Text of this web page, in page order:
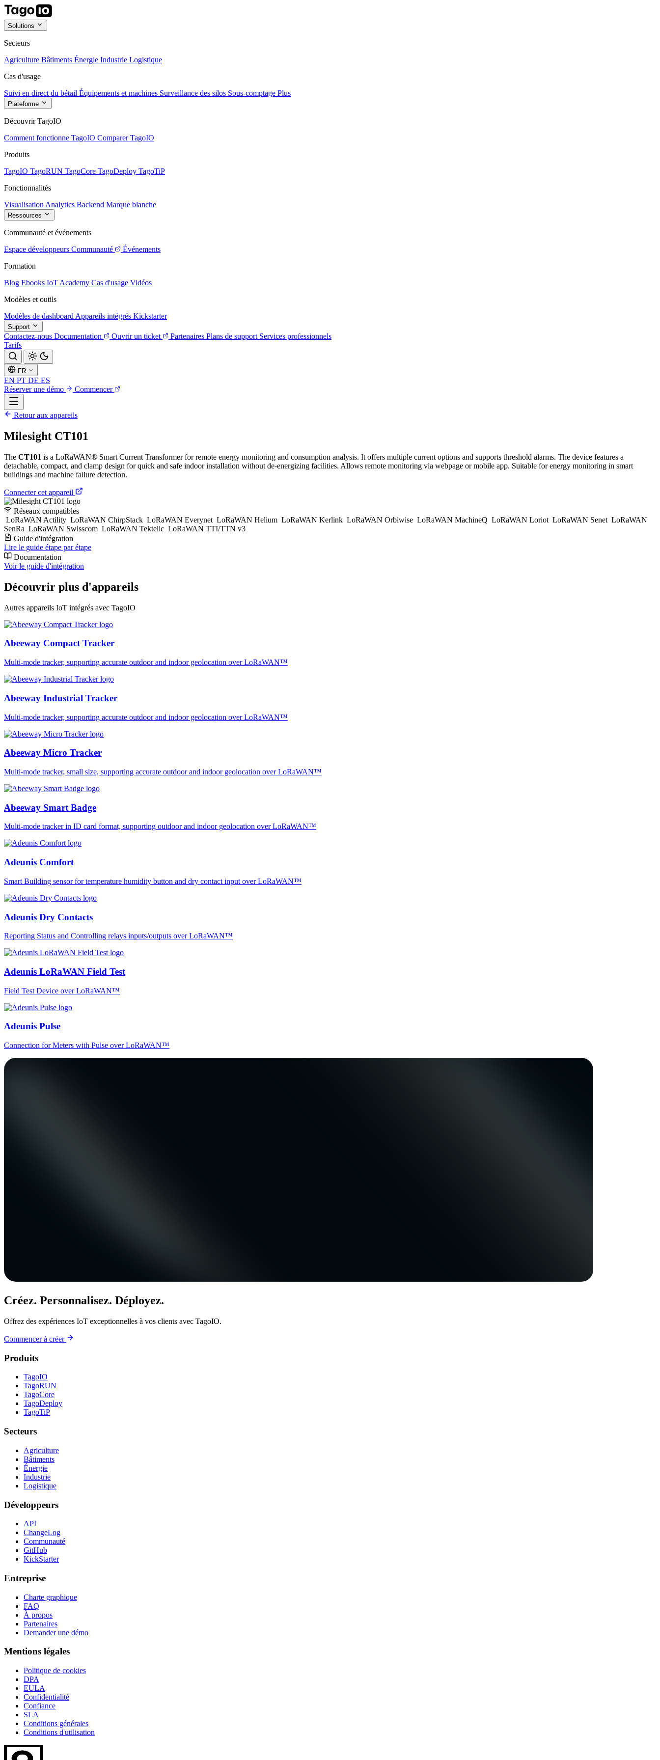
Solutions
Secteurs
Agriculture Bâtiments Énergie Industrie Logistique
Cas d'usage
Suivi en direct du bétail Équipements et machines Surveillance des silos Sous-comptage Plus
Plateforme
Découvrir TagoIO
Comment fonctionne TagoIO Comparer TagoIO
Produits
TagoIO TagoRUN TagoCore TagoDeploy TagoTiP
Fonctionnalités
Visualisation Analytics Backend Marque blanche
Ressources
Communauté et événements
Espace développeurs Communauté
Événements
Formation
Blog Ebooks IoT Academy Cas d'usage Vidéos
Modèles et outils
Modèles de dashboard Appareils intégrés Kickstarter
Support
Contactez-nous Documentation Ouvrir un ticket Partenaires Plans de support Services professionnels
Tarifs
FR
EN PT DE ES
Réserver une démo
Commencer
Retour aux appareils
Milesight CT101
The CT101 is a LoRaWAN® Smart Current Transformer for remote energy monitoring and consumption analysis. It offers multiple current options and supports threshold alarms. The device features a
detachable, compact, and clamp design for quick and safe indoor installation without de-energizing facilities. Allows remote monitoring via webpage or mobile app. Suitable for energy monitoring in smart
buildings and machine failure detection.
Connecter cet appareil
Réseaux compatibles
LoRaWAN Actility LoRaWAN ChirpStack LoRaWAN Everynet LoRaWAN Helium LoRaWAN Kerlink LoRaWAN Orbiwise LoRaWAN MachineQ LoRaWAN Loriot LoRaWAN Senet LoRaWAN
SenRa LoRaWAN Swisscom LoRaWAN Tektelic LoRaWAN TTI/TTN v3
Guide d'intégration
Lire le guide étape par étape
Documentation
Voir le guide d'intégration
Découvrir plus d'appareils
Autres appareils IoT intégrés avec TagoIO
Abeeway Compact Tracker
Multi-mode tracker, supporting accurate outdoor and indoor geolocation over LoRaWAN™
Abeeway Industrial Tracker
Multi-mode tracker, supporting accurate outdoor and indoor geolocation over LoRaWAN™
Abeeway Micro Tracker
Multi-mode tracker, small size, supporting accurate outdoor and indoor geolocation over LoRaWAN™
Abeeway Smart Badge
Multi-mode tracker in ID card format, supporting outdoor and indoor geolocation over LoRaWAN™
Adeunis Comfort
Smart Building sensor for temperature humidity button and dry contact input over LoRaWAN™
Adeunis Dry Contacts
Reporting Status and Controlling relays inputs/outputs over LoRaWAN™
Adeunis LoRaWAN Field Test
Field Test Device over LoRaWAN™
Adeunis Pulse
Connection for Meters with Pulse over LoRaWAN™
Créez. Personnalisez. Déployez.
Offrez des expériences IoT exceptionnelles à vos clients avec TagoIO.
Commencer à créer
Produits
TagoIO
TagoRUN
TagoCore
TagoDeploy
TagoTiP
Secteurs
Agriculture
Bâtiments
Énergie
Industrie
Logistique
Développeurs
API
ChangeLog
Communauté
GitHub
KickStarter
Entreprise
Charte graphique
FAQ
À propos
Partenaires
Demander une démo
Mentions légales
Politique de cookies
DPA
EULA
Confidentialité
Confiance
SLA
Conditions générales
Conditions d'utilisation